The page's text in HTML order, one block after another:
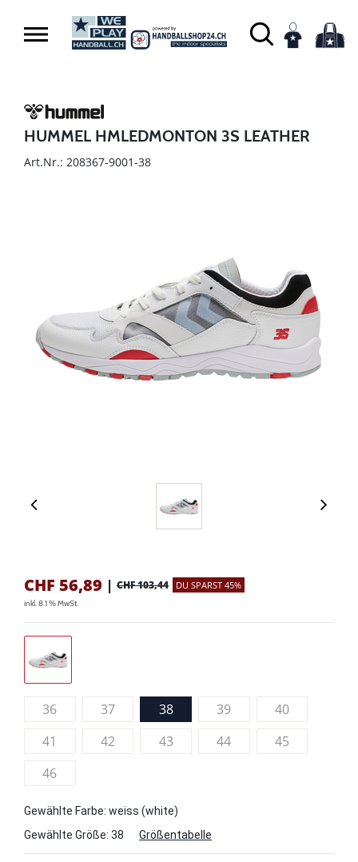
HUMMEL HMLEDMONTON 3S LEATHER
Art.Nr.: 208367-9001-38
CHF 56,89 | CHF 103,44 DU SPARST 45%
inkl. 8.1 % MwSt.
36 37 38 39
40
41
42 43 44
45
46
Gewählte Farbe: weiss (white)
Gewählte Größe: 38 Größentabelle